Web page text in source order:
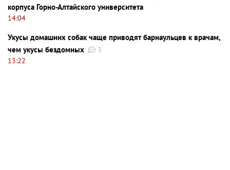
корпуса Горно-Алтайского университета
14:04
Укусы домашних собак чаще приводят барнаульцев к врачам,
чем укусы бездомных
3
13:22